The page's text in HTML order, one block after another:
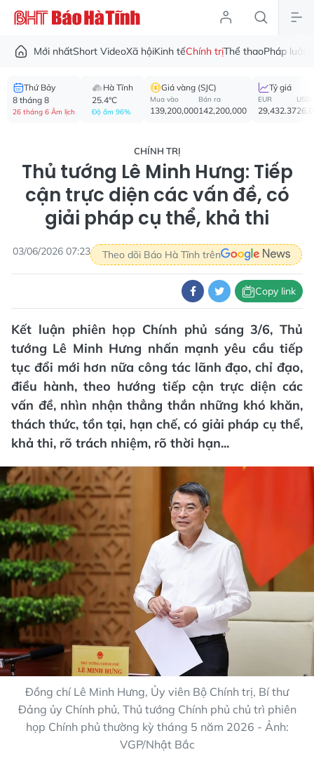
Mới nhấtShort VideoXã hộiKinh tếChính trịThể thaoPháp luật
Thứ Bảy
8 tháng 8
26 tháng 6 Âm lịch
Hà Tĩnh
25.4°C
Độ ẩm 96%
Giá vàng (SJC)
Mua vào
139,200,000
Bán ra
142,200,000
Tỷ giá
EUR
29,432.37
USD
CHÍNH TRỊ
Thủ tướng Lê Minh Hưng: Tiếp
cận trực diện các vấn đề, có
giải pháp cụ thể, khả thi
03/06/2026 07:23 Theo dõi Báo Hà Tĩnh trên
Copy link
Kết luận phiên họp Chính phủ sáng 3/6, Thủ
tướng Lê Minh Hưng nhấn mạnh yêu cầu tiếp
tục đổi mới hơn nữa công tác lãnh đạo, chỉ đạo,
điều hành, theo hướng tiếp cận trực diện các
vấn đề, nhìn nhận thẳng thắn những khó khăn,
thách thức, tồn tại, hạn chế, có giải pháp cụ thể,
khả thi, rõ trách nhiệm, rõ thời hạn...
Đồng chí Lê Minh Hưng, Ủy viên Bộ Chính trị, Bí thư
Đảng ủy Chính phủ, Thủ tướng Chính phủ chủ trì phiên
họp Chính phủ thường kỳ tháng 5 năm 2026 - Ảnh:
VGP/Nhật Bắc